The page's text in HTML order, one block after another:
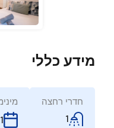
מידע כללי
חדרי רחצה
1
1